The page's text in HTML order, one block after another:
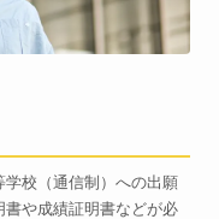
校（通信制）への出願
や成績証明書などが必